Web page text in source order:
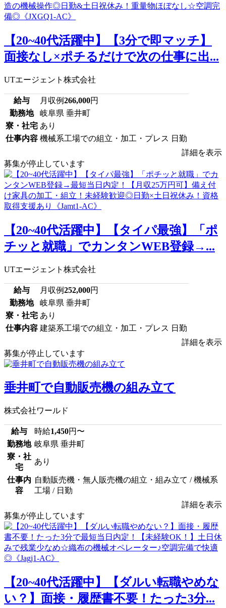
【20~40代活躍中】【3分で即マッチ】
面接なし×ポチるだけで次の仕事に出...
UTエージェント株式会社
給与 月収例266,000円
勤務地
岐阜県 垂井町
寮・社宅 あり
仕事内容 機械系工場での組立・加工・プレス 日勤
詳細を表示
募集が停止しています
【20~40代活躍中】【タイパ最強】「ポ
チッと就職」でカンタンWEB登録→...
UTエージェント株式会社
給与 月収例252,000円
勤務地
岐阜県 垂井町
寮・社宅 あり
仕事内容 建築系工場での組立・加工・プレス 日勤
詳細を表示
募集が停止しています
垂井町で自動販売機の組み立て
株式会社ワールド
給与 時給1,450円〜
勤務地 岐阜県 垂井町
寮・社
宅
あり
仕事内
容
自動販売機・無人販売機の組立・組み立て / 機械系
工場 / 日勤
詳細を表示
募集が停止しています
【20~40代活躍中】【ダルい転職やめな
い？】面接・履歴書不要！たった3分...